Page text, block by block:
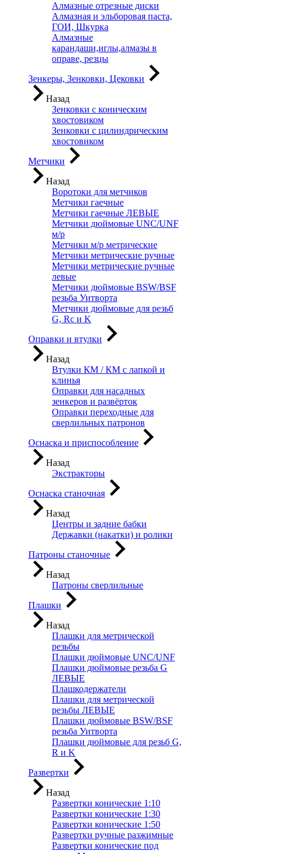
Алмазные отрезные диски
Алмазная и эльборовая паста,
ГОИ, Шкурка
Алмазные
карандаши,иглы,алмазы в
оправе, резцы
Зенкеры, Зенковки, Цековки
Назад
Зенковки с коническим
хвостовиком
Зенковки с цилиндрическим
хвостовиком
Метчики
Назад
Воротоки для метчиков
Метчики гаечные
Метчики гаечные ЛЕВЫЕ
Метчики дюймовые UNC/UNF
м/р
Метчики м/р метрические
Метчики метрические ручные
Метчики метрические ручные
левые
Метчики дюймовые BSW/BSF
резьба Уитворта
Метчики дюймовые для резьб
G, Rc и K
Оправки и втулки
Назад
Втулки КМ / КМ с лапкой и
клинья
Оправки для насадных
зенкеров и развёрток
Оправки переходные для
сверлильных патронов
Оснаска и приспособление
Назад
Экстракторы
Оснаска станочная
Назад
Центры и задние бабки
Державки (накатки) и ролики
Патроны станочные
Назад
Патроны сверлильные
Плашки
Назад
Плашки для метрической
резьбы
Плашки дюймовые UNC/UNF
Плашки дюймовые резьба G
ЛЕВЫЕ
Плашкодержатели
Плашки для метрической
резьбы ЛЕВЫЕ
Плашки дюймовые BSW/BSF
резьба Уитворта
Плашки дюймовые для резьб G,
R и K
Развертки
Назад
Развертки конические 1:10
Развертки конические 1:30
Развертки конические 1:50
Развертки ручные разжимные
Развертки конические под